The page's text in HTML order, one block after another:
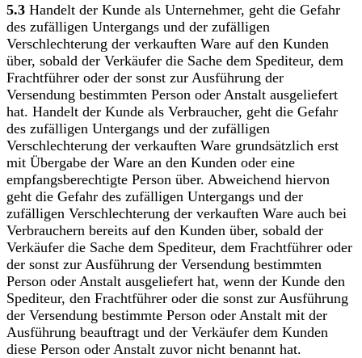
5.3 Handelt der Kunde als Unternehmer, geht die Gefahr
des zufälligen Untergangs und der zufälligen
Verschlechterung der verkauften Ware auf den Kunden
über, sobald der Verkäufer die Sache dem Spediteur, dem
Frachtführer oder der sonst zur Ausführung der
Versendung bestimmten Person oder Anstalt ausgeliefert
hat. Handelt der Kunde als Verbraucher, geht die Gefahr
des zufälligen Untergangs und der zufälligen
Verschlechterung der verkauften Ware grundsätzlich erst
mit Übergabe der Ware an den Kunden oder eine
empfangsberechtigte Person über. Abweichend hiervon
geht die Gefahr des zufälligen Untergangs und der
zufälligen Verschlechterung der verkauften Ware auch bei
Verbrauchern bereits auf den Kunden über, sobald der
Verkäufer die Sache dem Spediteur, dem Frachtführer oder
der sonst zur Ausführung der Versendung bestimmten
Person oder Anstalt ausgeliefert hat, wenn der Kunde den
Spediteur, den Frachtführer oder die sonst zur Ausführung
der Versendung bestimmte Person oder Anstalt mit der
Ausführung beauftragt und der Verkäufer dem Kunden
diese Person oder Anstalt zuvor nicht benannt hat.